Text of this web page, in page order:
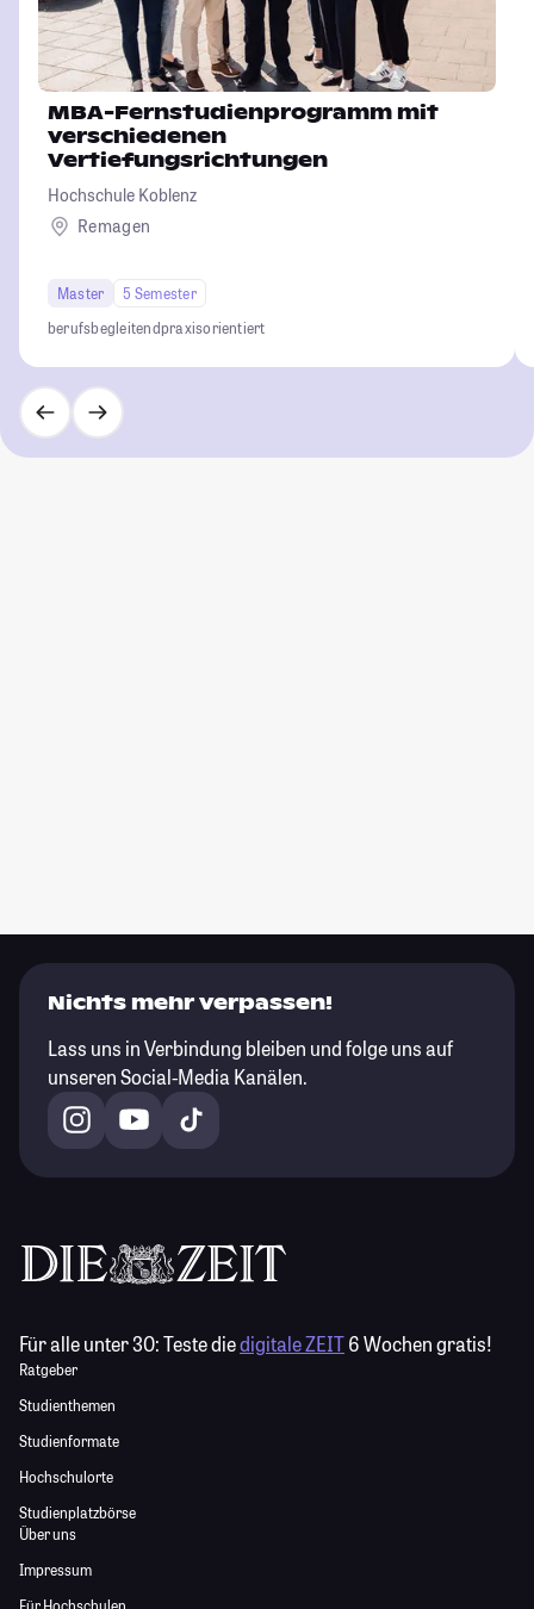
MBA-Fernstudienprogramm mit
verschiedenen
Vertiefungsrichtungen
Hochschule Koblenz
Remagen
Master
5 Semester
berufsbegleitendpraxisorientiert
Nichts mehr verpassen!
Lass uns in Verbindung bleiben und folge uns auf
unseren Social-Media Kanälen.
Für alle unter 30:Teste diedigitale ZEIT6 Wochen gratis!
Ratgeber
Studienthemen
Studienformate
Hochschulorte
Studienplatzbörse
Über uns
Impressum